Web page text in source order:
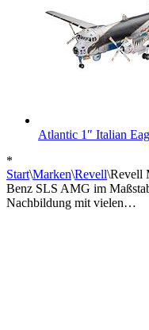
Atlantic 1″ Italian
*
Start\Marken\Revell\Revell
Benz SLS AMG im
Nachbildung mit vielen…